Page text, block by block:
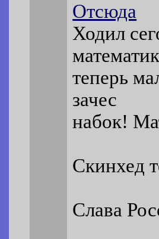
Отсюда
Ходил
теперь
зачес
набок!
Скинхед
Слава